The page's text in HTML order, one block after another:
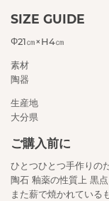
SIZE GUIDE
Φ21㎝×H4㎝
素材
陶器
生産地
大分県
ご購入前に
ひとつひとつ手作りの
陶石 釉薬の性質上 黒
また薪で焼かれている